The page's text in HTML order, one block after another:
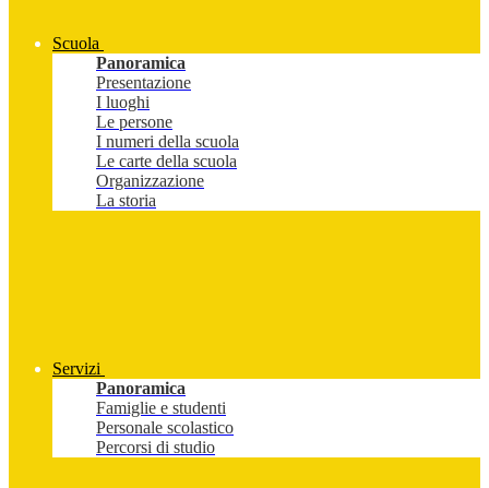
Scuola
Panoramica
Presentazione
I luoghi
Le persone
I numeri della scuola
Le carte della scuola
Organizzazione
La storia
Servizi
Panoramica
Famiglie e studenti
Personale scolastico
Percorsi di studio